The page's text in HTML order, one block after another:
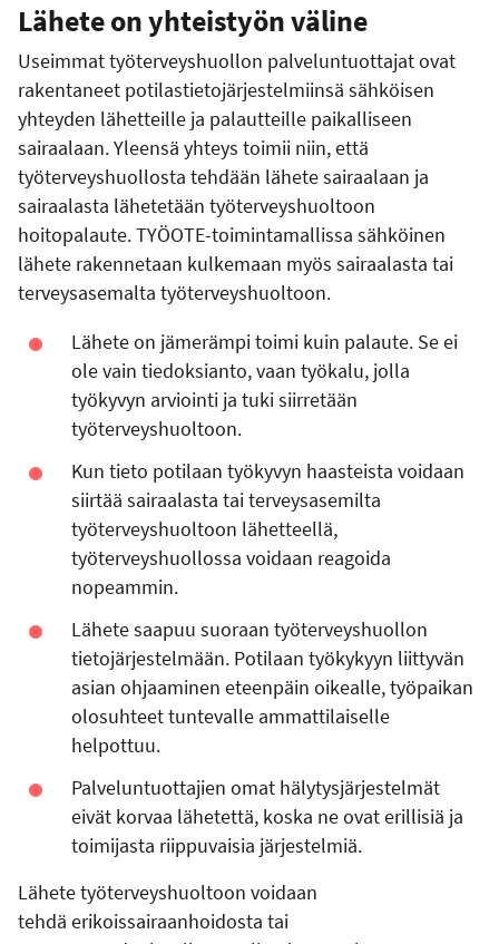
Lähete on yhteistyön väline
Useimmat työterveyshuollon palveluntuottajat ovat
rakentaneet potilastietojärjestelmiinsä sähköisen
yhteyden lähetteille ja palautteille paikalliseen
sairaalaan. Yleensä yhteys toimii niin, että
työterveyshuollosta tehdään lähete sairaalaan ja
sairaalasta lähetetään työterveyshuoltoon
hoitopalaute. TYÖOTE-toimintamallissa sähköinen
lähete rakennetaan kulkemaan myös sairaalasta tai
terveysasemalta työterveyshuoltoon.
Lähete on jämerämpi toimi kuin palaute. Se ei
ole vain tiedoksianto, vaan työkalu, jolla
työkyvyn arviointi ja tuki siirretään
työterveyshuoltoon.
Kun tieto potilaan työkyvyn haasteista voidaan
siirtää sairaalasta tai terveysasemilta
työterveyshuoltoon lähetteellä,
työterveyshuollossa voidaan reagoida
nopeammin.
Lähete saapuu suoraan työterveyshuollon
tietojärjestelmään. Potilaan työkykyyn liittyvän
asian ohjaaminen eteenpäin oikealle, työpaikan
olosuhteet tuntevalle ammattilaiselle
helpottuu.
Palveluntuottajien omat hälytysjärjestelmät
eivät korvaa lähetettä, koska ne ovat erillisiä ja
toimijasta riippuvaisia järjestelmiä.
Lähete työterveyshuoltoon voidaan
tehdä erikoissairaanhoidosta tai